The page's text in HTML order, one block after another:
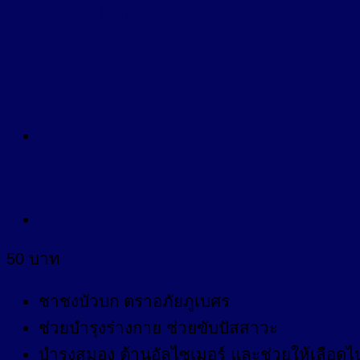
50 บาท
ชาชงบัวบก ตราอภัยภูเบศร
ช่วยบำรุงร่างกาย ช่วยขับปัสสาวะ
บำรุงสมอง ต้านอัลไซเมอร์ และช่วยให้เลือด